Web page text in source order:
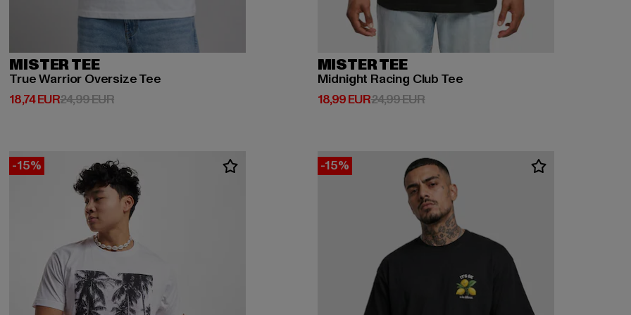
MISTER TEE
True Warrior Oversize Tee
18,74 EUR
Derzeitiger Preis: 18,74 EUR
24,99 EURAktionspreis: 24,99 EUR
MISTER TEE
Midnight Racing Club Tee
18,99 EUR
Derzeitiger Preis: 18,99 EUR
24,99 EURAktionspreis: 24,99 EUR
-15% -15%